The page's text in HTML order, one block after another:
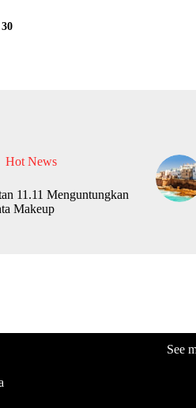
30
Hot News
11.11 Menguntungkan
Makeup
See